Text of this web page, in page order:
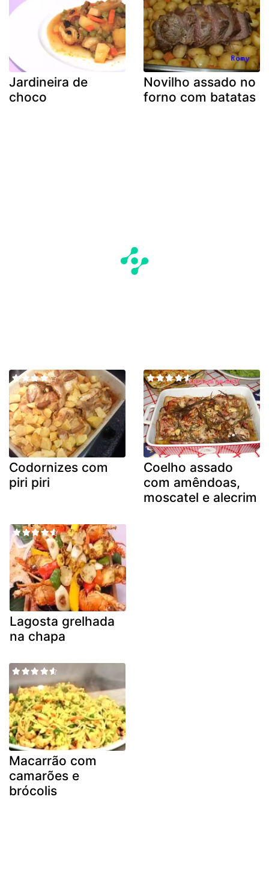
Jardineira de
choco
Novilho assado no
forno com batatas
Codornizes com
piri piri
Coelho assado
com amêndoas,
moscatel e alecrim
Lagosta grelhada
na chapa
Macarrão com
camarões e
brócolis